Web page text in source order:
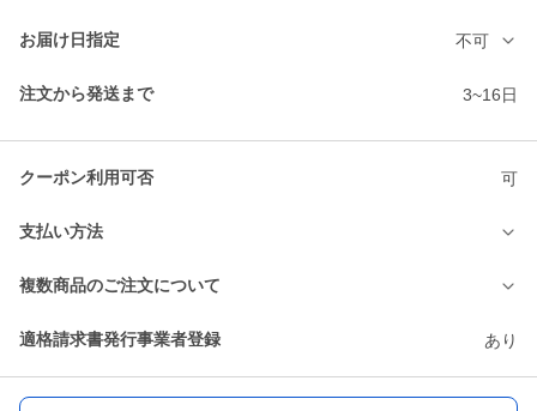
お届け日指定 不可
注文から発送まで 3~16日
クーポン利用可否 可
支払い方法
複数商品のご注文について
適格請求書発行事業者登録 あり